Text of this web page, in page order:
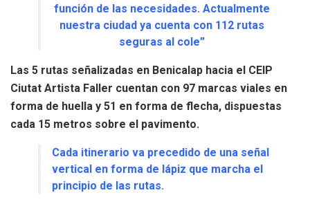
función de las necesidades. Actualmente
nuestra ciudad ya cuenta con 112 rutas
seguras al cole”
Las 5 rutas señalizadas en Benicalap hacia el CEIP
Ciutat Artista Faller cuentan con 97 marcas viales en
forma de huella y 51 en forma de flecha, dispuestas
cada 15 metros sobre el pavimento.
Cada itinerario va precedido de una señal
vertical en forma de lápiz que marcha el
principio de las rutas.